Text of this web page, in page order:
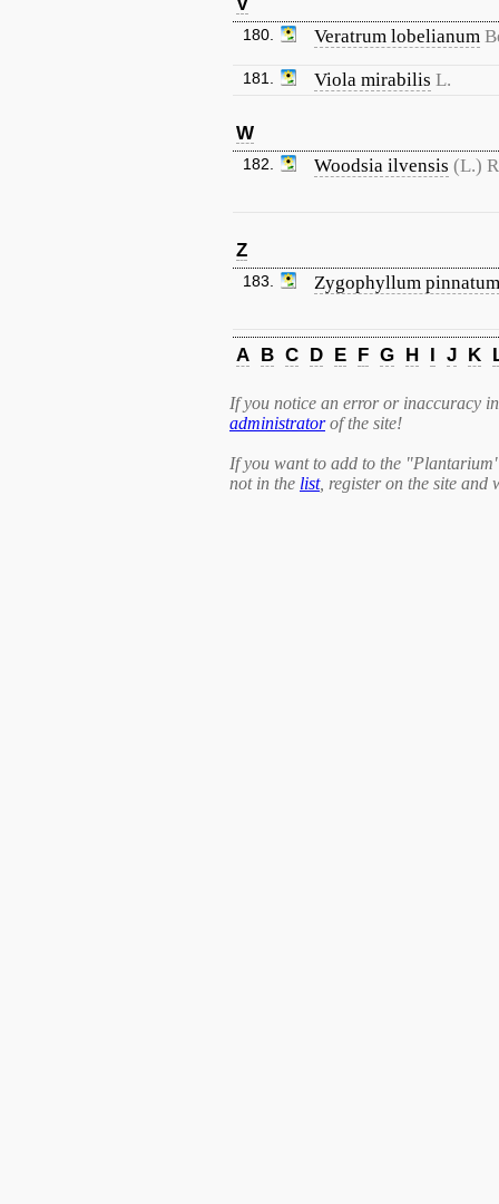
180. Veratrum lobelianum
181. Viola mirabilis L.
W
182. Woodsia ilvensis (L.)
Z
183. Zygophyllum pinnatum
A B C D E F G H I J K
If you notice an error or inaccuracy
administratorof the site!
If you want to add to the
not in the list, register on the site and